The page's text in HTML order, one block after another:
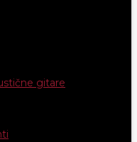
gitare